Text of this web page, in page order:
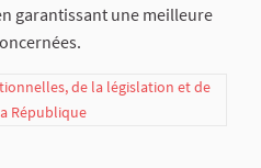
garantissant une meilleure
de la législation et de
République